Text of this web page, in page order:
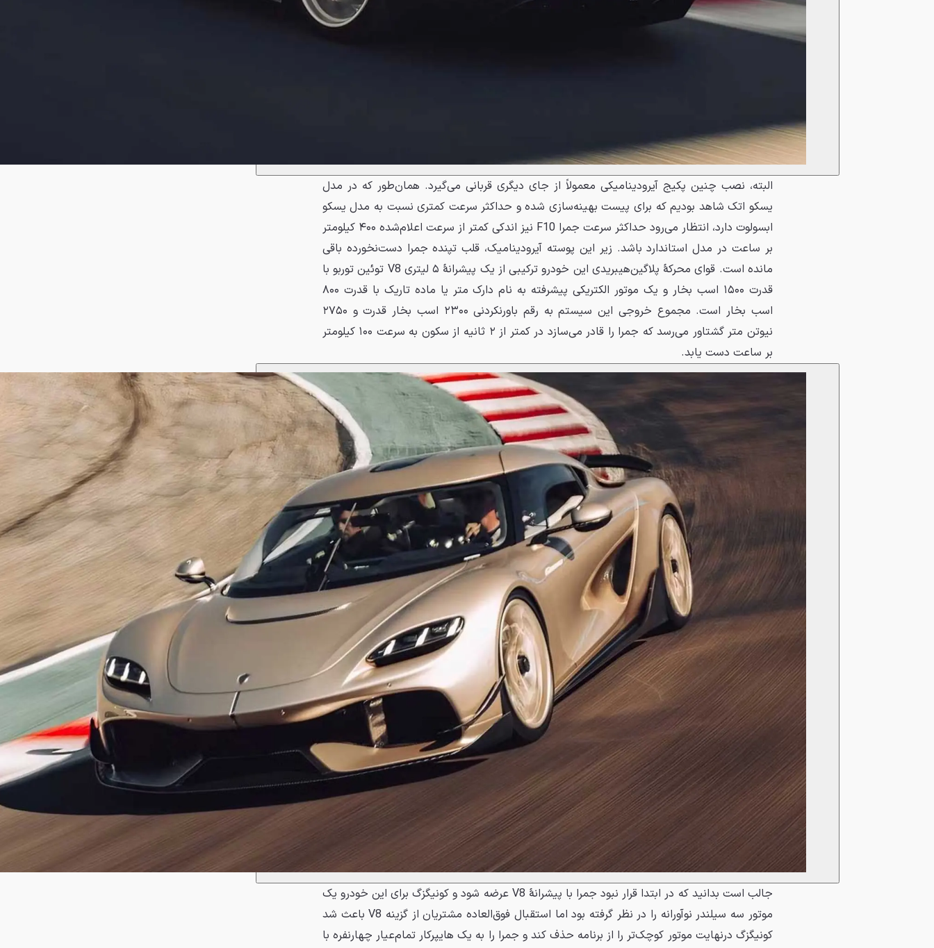
البته، نصب چنین پکیج آیرودینامیکی معمولاً از جای دیگری قربانی می‌گیرد. همان‌طور که در مدل
یسکو اتک شاهد بودیم که برای پیست بهینه‌سازی شده و حداکثر سرعت کمتری نسبت به مدل یسکو
ابسولوت دارد، انتظار می‌رود حداکثر سرعت جمرا F10 نیز اندکی کمتر از سرعت اعلام‌شده ۴۰۰ کیلومتر
بر ساعت در مدل استاندارد باشد. زیر این پوسته آیرودینامیک، قلب تپنده جمرا دست‌نخورده باقی
مانده است. قوای محرکهٔ پلاگین‌هیبریدی این خودرو ترکیبی از یک پیشرانهٔ ۵ لیتری V8 توئین توربو با
قدرت ۱۵۰۰ اسب بخار و یک موتور الکتریکی پیشرفته به نام دارک متر یا ماده تاریک با قدرت ۸۰۰
اسب بخار است. مجموع خروجی این سیستم به رقم باورنکردنی ۲۳۰۰ اسب بخار قدرت و ۲۷۵۰
نیوتن متر گشتاور می‌رسد که جمرا را قادر می‌سازد در کمتر از ۲ ثانیه از سکون به سرعت ۱۰۰ کیلومتر
بر ساعت دست یابد.
جالب است بدانید که در ابتدا قرار نبود جمرا با پیشرانهٔ V8 عرضه شود و کونیگزگ برای این خودرو یک
موتور سه سیلندر نوآورانه را در نظر گرفته بود اما استقبال فوق‌العاده مشتریان از گزینه V8 باعث شد
کونیگزگ درنهایت موتور کوچک‌تر را از برنامه حذف کند و جمرا را به یک هایپرکار تمام‌عیار چهارنفره با